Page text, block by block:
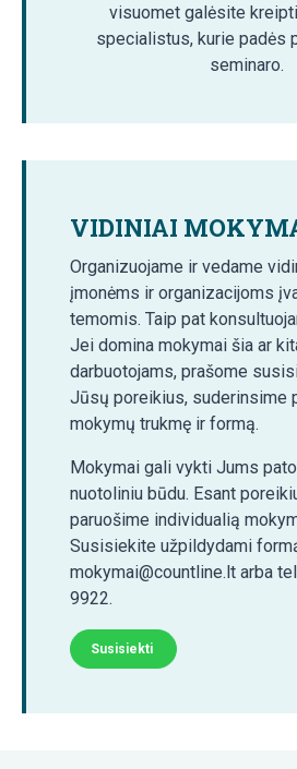
visuomet galėsite
specialistus, kurie padės
seminaro.
VIDINIAI
Organizuojame ir vedame
įmonėms ir organizacijoms
temomis. Taip pat
Jei domina mokymai šia ar
darbuotojams, prašome
Jūsų poreikius, suderinsime
mokymų trukmę ir formą.
Mokymai gali vykti Jums
nuotoliniu būdu. Esant
paruošime individualią
Susisiekite užpildydami
mokymai@countline.lt arba
9922.
Susisiekti